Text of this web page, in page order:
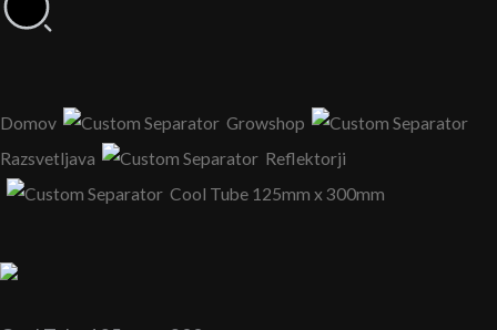
Domov
Growshop
Razsvetljava
Reflektorji
Cool Tube 125mm x 300mm